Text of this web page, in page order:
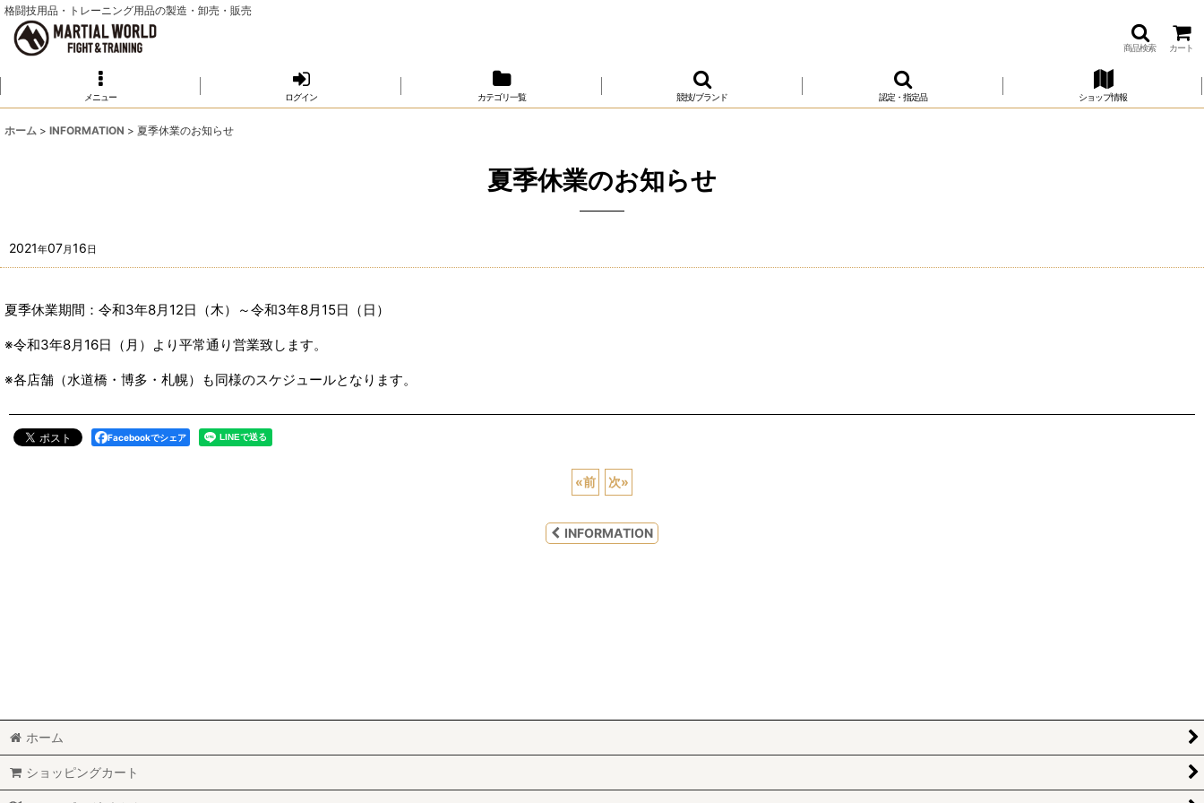
格闘技用品・トレーニング用品の製造・卸売・販売
商品検索 カート
メニュー ログイン カテゴリ一覧 競技/ブランド 認定・指定品 ショップ情報
ホーム > INFORMATION > 夏季休業のお知らせ
夏季休業のお知らせ
2021年07月16日
夏季休業期間：令和3年8月12日（木）～令和3年8月15日（日）
※令和3年8月16日（月）より平常通り営業致します。
※各店舗（水道橋・博多・札幌）も同様のスケジュールとなります。
Facebookでシェア
«前 次»
INFORMATION
ホーム
ショッピングカート